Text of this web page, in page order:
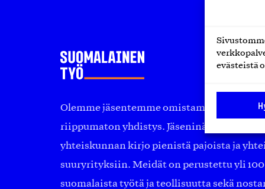
evästeistä
Olemme jäsentemme omistama
riippumaton yhdistys. Jäseninämme on
yhteiskunnan kirjo pienistä pajoista ja
suuryrityksiin. Meidät on perustettu yli
suomalaista työtä ja teollisuutta sekä